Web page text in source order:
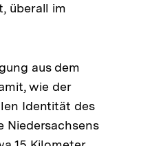
überall im
aus dem
wie der
Identität des
Niedersachsens